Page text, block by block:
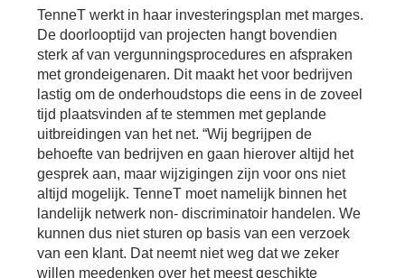
TenneT werkt in haar investeringsplan met marges.
De doorlooptijd van projecten hangt bovendien
sterk af van vergunningsprocedures en afspraken
met grondeigenaren. Dit maakt het voor bedrijven
lastig om de onderhoudstops die eens in de zoveel
tijd plaatsvinden af te stemmen met geplande
uitbreidingen van het net. “Wij begrijpen de
behoefte van bedrijven en gaan hierover altijd het
gesprek aan, maar wijzigingen zijn voor ons niet
altijd mogelijk. TenneT moet namelijk binnen het
landelijk netwerk non- discriminatoir handelen. We
kunnen dus niet sturen op basis van een verzoek
van een klant. Dat neemt niet weg dat we zeker
willen meedenken over het meest geschikte